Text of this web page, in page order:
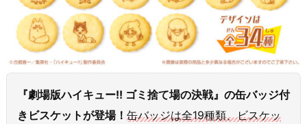
『劇場版ハイキュー!! ゴミ捨て場の決戦』の缶バッジ付
きビスケットが登場！ 缶バッジは全19種類、ビスケッ